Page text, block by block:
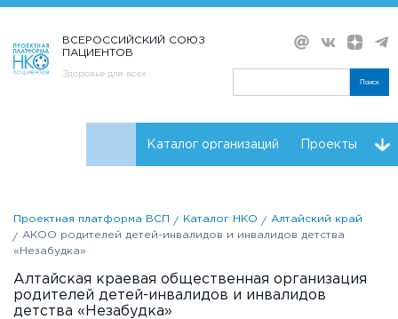
ВСЕРОССИЙСКИЙ СОЮЗ
ПАЦИЕНТОВ
Здоровье для всех
Поиск
Каталог организаций Проекты
Проектная платформа ВСП Каталог НКО
Алтайский край
АКОО родителей детей-инвалидов и инвалидов детства
«Незабудка»
Алтайская краевая общественная организация
родителей детей-инвалидов и инвалидов
детства «Незабудка»